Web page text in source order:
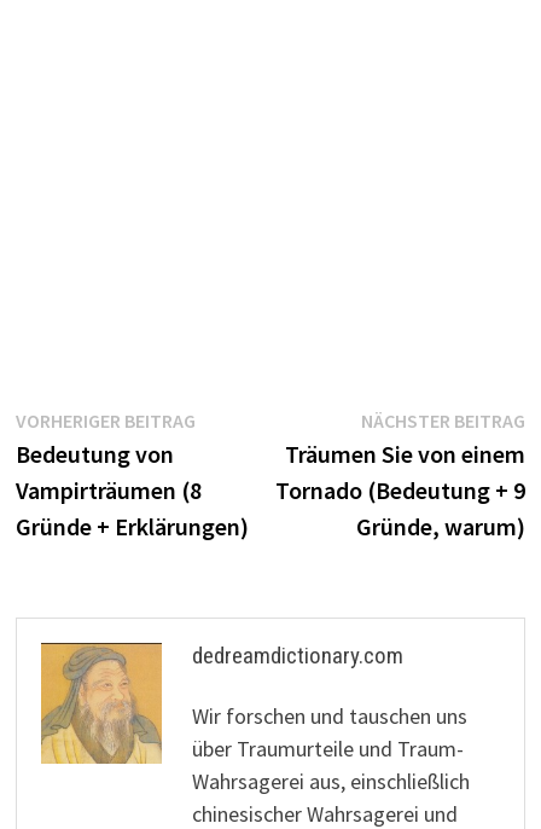
Beitragsnavigation
VORHERIGER BEITRAGVorheriger
Bedeutung von
Vampirträumen (8
Gründe + Erklärungen)
NÄCHSTER BEITRAG
Träumen Sie von einem
Tornado (Bedeutung + 9
Gründe, warum)
dedreamdictionary.com
Wir forschen und tauschen uns
über Traumurteile und Traum-
Wahrsagerei aus, einschließlich
chinesischer Wahrsagerei und